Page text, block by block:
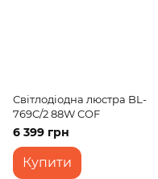
Світлодіодна люстра BL-
769C/2 88W COF
6 399 грн
Купити